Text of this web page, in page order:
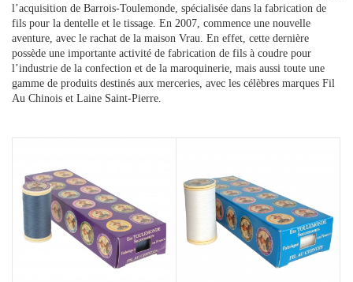
l’acquisition de Barrois-Toulemonde, spécialisée dans la fabrication de
fils pour la dentelle et le tissage. En 2007, commence une nouvelle
aventure, avec le rachat de la maison Vrau. En effet, cette dernière
possède une importante activité de fabrication de fils à coudre pour
l’industrie de la confection et de la maroquinerie, mais aussi toute une
gamme de produits destinés aux merceries, avec les célèbres marques Fil
Au Chinois et Laine Saint-Pierre.